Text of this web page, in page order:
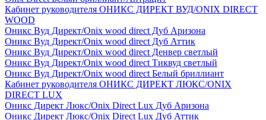
Кабинет руководителя ОНИКС ДИРЕКТ ВУД/ONIX DIRECT
WOOD
Оникс Вуд Директ/Onix wood direct Дуб Аризона
Оникс Вуд Директ/Onix wood direct Дуб Аттик
Оникс Вуд Директ/Onix wood direct Денвер светлый
Оникс Вуд Директ/Onix wood direct Тиквуд светлый
Оникс Вуд Директ/Onix wood direct Белый бриллиант
Кабинет руководителя ОНИКС ДИРЕКТ ЛЮКС/ONIX
DIRECT LUX
Оникс Директ Люкс/Onix Direct Lux Дуб Аризона
Оникс Директ Люкс/Onix Direct Lux Дуб Аттик